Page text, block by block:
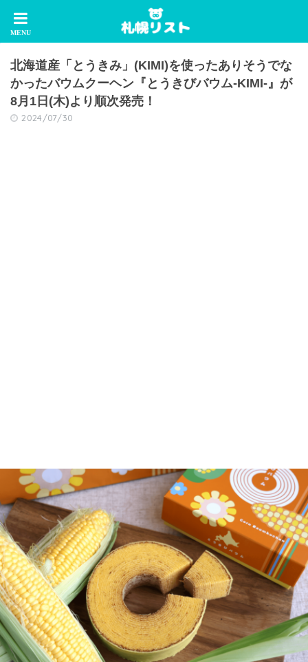
北海道産「とうきみ」(KIMI)を使ったありそうでな
かったバウムクーヘン『とうきびバウム-KIMI-』が
8月1日(木)より順次発売！
2024/07/30